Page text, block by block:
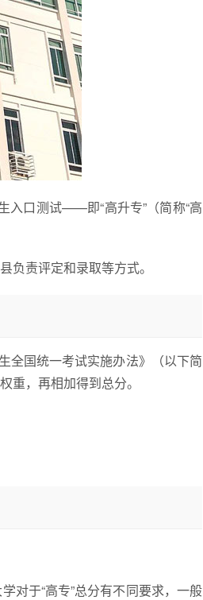
入口测试——即“高升专”（简称“高
负责评定和录取等方式。
全国统一考试实施办法》（以下简
重，再相加得到总分。
对于“高专”总分有不同要求，一般